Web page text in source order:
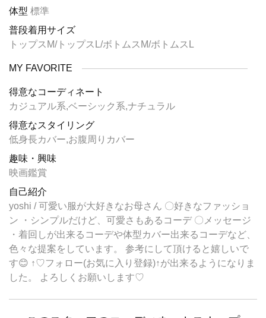
体型 標準
普段着用サイズ
トップスM/トップスL/ボトムスM/ボトムスL
MY FAVORITE
得意なコーディネート
カジュアル系,ベーシック系,ナチュラル
得意なスタイリング
低身長カバー,お腹周りカバー
趣味・興味
映画鑑賞
自己紹介
yoshi / 可愛い服が大好きなお母さん 〇好きなファッショ
ン ・シンプルだけど、可愛さもあるコーデ 〇メッセージ
・着回しが出来るコーデや体型カバー出来るコーデなど、
色々な提案をしています。 参考にして頂けると嬉しいで
す😊 ↑♡フォロー(お気に入り登録)↑が出来るようになりま
した。 よろしくお願いします♡